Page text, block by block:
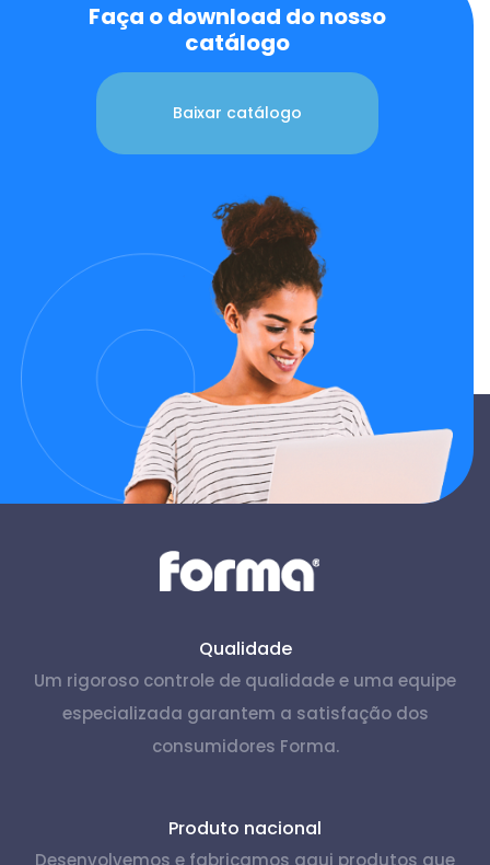
Faça o download do nosso
catálogo
Baixar catálogo
Qualidade
Um rigoroso controle de qualidade e uma equipe
especializada garantem a satisfação dos
consumidores Forma.
Produto nacional
Desenvolvemos e fabricamos aqui produtos que